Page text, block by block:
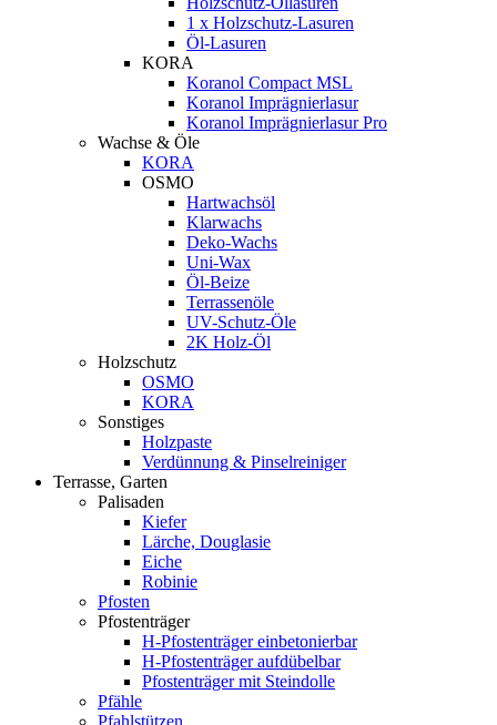
1 x Holzschutz-Lasuren
Öl-Lasuren
KORA
Koranol Compact MSL
Koranol Imprägnierlasur
Koranol Imprägnierlasur Pro
Wachse & Öle
KORA
OSMO
Hartwachsöl
Klarwachs
Deko-Wachs
Uni-Wax
Öl-Beize
Terrassenöle
UV-Schutz-Öle
2K Holz-Öl
Holzschutz
OSMO
KORA
Sonstiges
Holzpaste
Verdünnung & Pinselreiniger
Terrasse, Garten
Palisaden
Kiefer
Lärche, Douglasie
Eiche
Robinie
Pfosten
Pfostenträger
H-Pfostenträger einbetonierbar
H-Pfostenträger aufdübelbar
Pfostenträger mit Steindolle
Pfähle
Pfahlstützen